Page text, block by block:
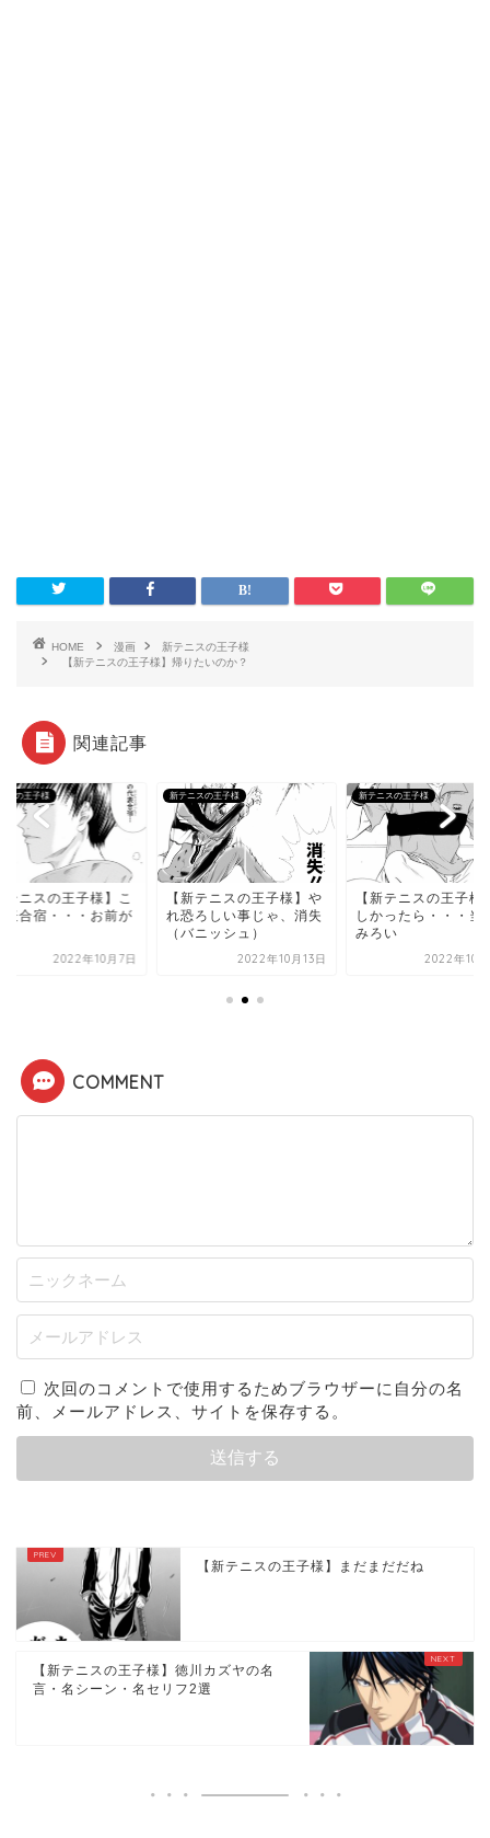
HOME 漫画
新テニスの王子様
【新テニスの王子様】帰りたいのか？
関連記事
スの王子様
テニスの王子様】こ
表合宿・・・お前が
2022年10月7日
新テニスの王子様
【新テニスの王子様】や
れ恐ろしい事じゃ、消失
（バニッシュ）
2022年10月13日
新テニスの王子様
【新テニスの王子様
しかったら・・・当
みろい
2022年10
COMMENT
次回のコメントで使用するためブラウザーに自分の名
前、メールアドレス、サイトを保存する。
【新テニスの王子様】まだまだだね
【新テニスの王子様】徳川カズヤの名
言・名シーン・名セリフ2選